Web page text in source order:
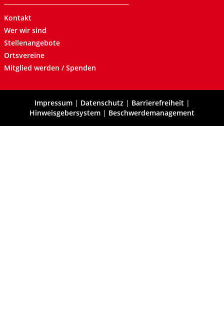
Kontakt
Wer wir sind
Stellenangebote
Ortsvereine
Mitglied werden / Spenden
Impressum| Datenschutz| Barrierefreiheit|
Hinweisgebersystem | Beschwerdemanagement